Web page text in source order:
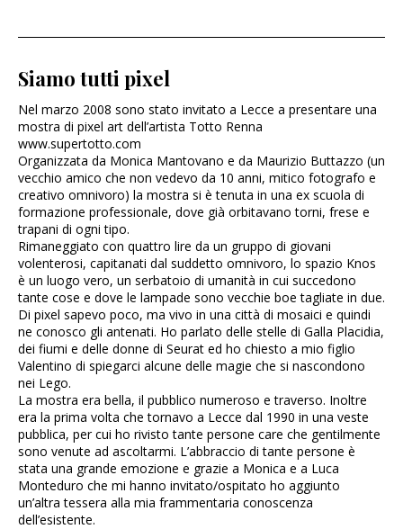
Siamo tutti pixel
Nel marzo 2008 sono stato invitato a Lecce a presentare una
mostra di pixel art dell’artista Totto Renna
www.supertotto.com
Organizzata da Monica Mantovano e da Maurizio Buttazzo (un
vecchio amico che non vedevo da 10 anni, mitico fotografo e
creativo omnivoro) la mostra si è tenuta in una ex scuola di
formazione professionale, dove già orbitavano torni, frese e
trapani di ogni tipo.
Rimaneggiato con quattro lire da un gruppo di giovani
volenterosi, capitanati dal suddetto omnivoro, lo spazio Knos
è un luogo vero, un serbatoio di umanità in cui succedono
tante cose e dove le lampade sono vecchie boe tagliate in due.
Di pixel sapevo poco, ma vivo in una città di mosaici e quindi
ne conosco gli antenati. Ho parlato delle stelle di Galla Placidia,
dei fiumi e delle donne di Seurat ed ho chiesto a mio figlio
Valentino di spiegarci alcune delle magie che si nascondono
nei Lego.
La mostra era bella, il pubblico numeroso e traverso. Inoltre
era la prima volta che tornavo a Lecce dal 1990 in una veste
pubblica, per cui ho rivisto tante persone care che gentilmente
sono venute ad ascoltarmi. L’abbraccio di tante persone è
stata una grande emozione e grazie a Monica e a Luca
Monteduro che mi hanno invitato/ospitato ho aggiunto
un’altra tessera alla mia frammentaria conoscenza
dell’esistente.